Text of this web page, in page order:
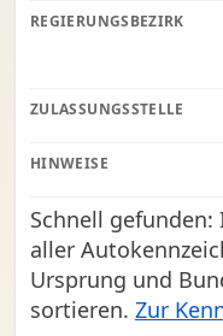
REGIERUNGSBEZIRK
ZULASSUNGSSTELLE
HINWEISE
Schnell
aller
Ursprung und
sortieren. Zur